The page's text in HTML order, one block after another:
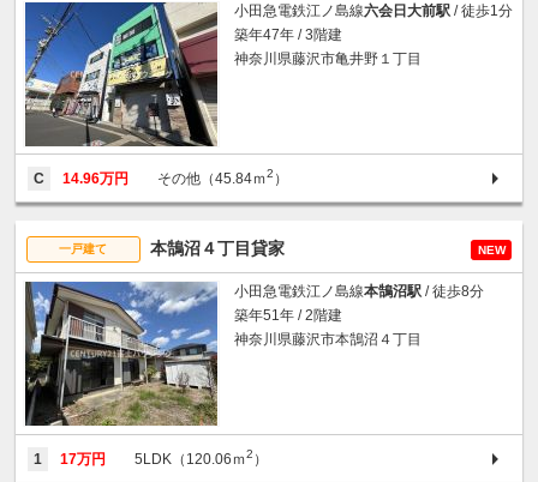
小田急電鉄江ノ島線六会日大前駅 / 徒歩1分
築年47年 / 3階建
神奈川県藤沢市亀井野１丁目
C 14.96万円 その他（45.84ｍ2 ）
一戸建て 本鵠沼４丁目貸家 NEW
小田急電鉄江ノ島線本鵠沼駅 / 徒歩8分
築年51年 / 2階建
神奈川県藤沢市本鵠沼４丁目
1 17万円 5LDK（120.06ｍ2 ）